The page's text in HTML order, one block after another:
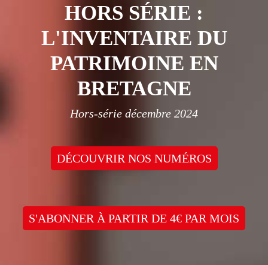
HORS SÉRIE :
L'INVENTAIRE DU
PATRIMOINE EN
BRETAGNE
Hors-série décembre 2024
DÉCOUVRIR NOS NUMÉROS
S'ABONNER À PARTIR DE 4€ PAR MOIS